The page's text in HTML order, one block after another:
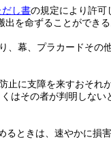
し書の規定により許可
を命ずることができる
幕、プラカードその
止に支障を来すおそれ
はその者が判明しな
ときは、速やかに損